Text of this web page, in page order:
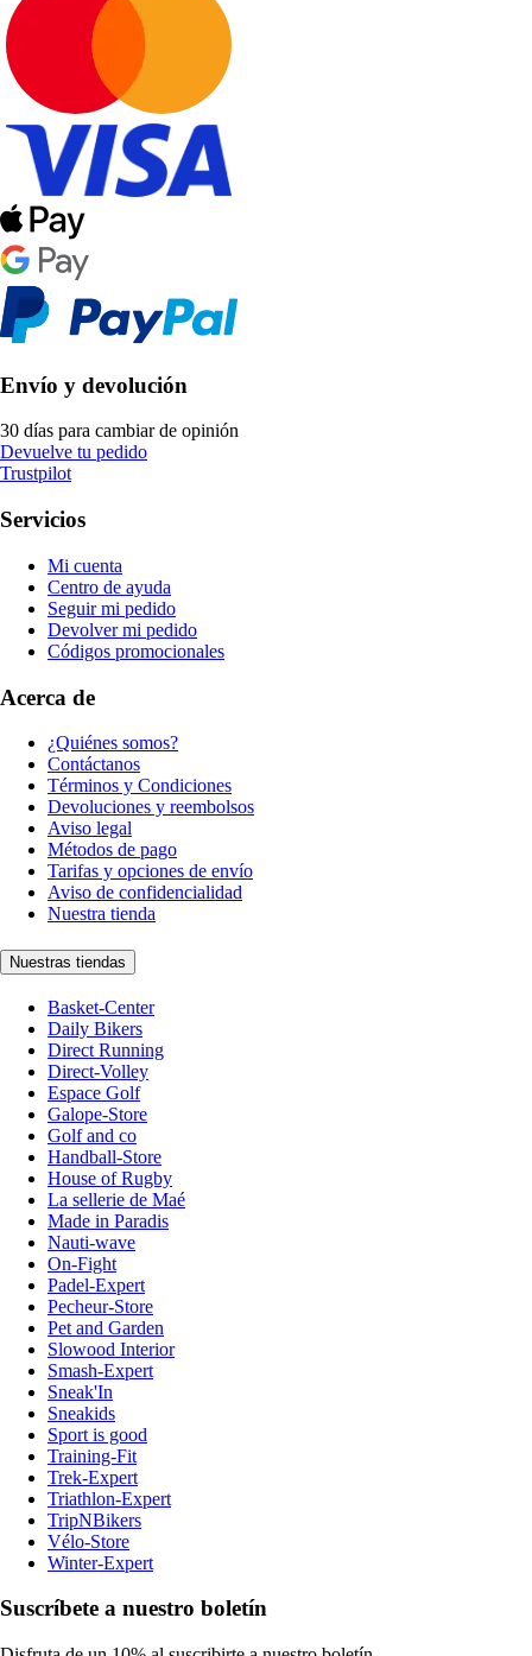
Envío y devolución
30 días para cambiar de opinión
Devuelve tu pedido
Trustpilot
Servicios
Mi cuenta
Centro de ayuda
Seguir mi pedido
Devolver mi pedido
Códigos promocionales
Acerca de
¿Quiénes somos?
Contáctanos
Términos y Condiciones
Devoluciones y reembolsos
Aviso legal
Métodos de pago
Tarifas y opciones de envío
Aviso de confidencialidad
Nuestra tienda
Nuestras tiendas
Basket-Center
Daily Bikers
Direct Running
Direct-Volley
Espace Golf
Galope-Store
Golf and co
Handball-Store
House of Rugby
La sellerie de Maé
Made in Paradis
Nauti-wave
On-Fight
Padel-Expert
Pecheur-Store
Pet and Garden
Slowood Interior
Smash-Expert
Sneak'In
Sneakids
Sport is good
Training-Fit
Trek-Expert
Triathlon-Expert
TripNBikers
Vélo-Store
Winter-Expert
Suscríbete a nuestro boletín